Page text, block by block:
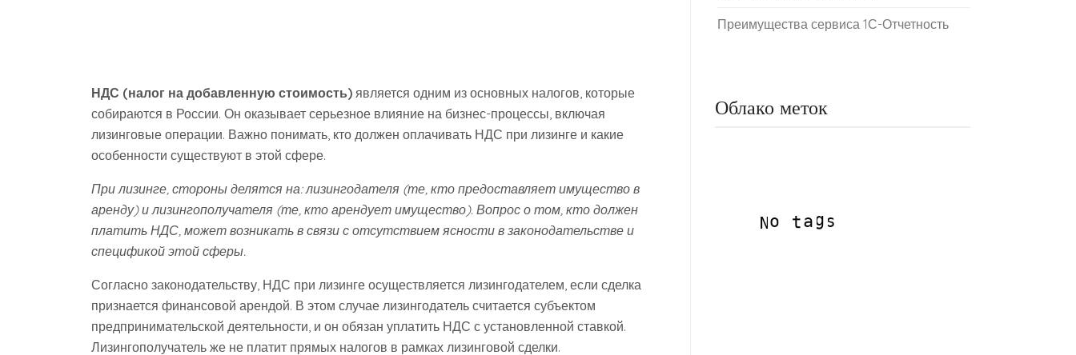
НДС (налог на добавленную стоимость) является одним из основных налогов, которые
собираются в России. Он оказывает серьезное влияние на бизнес-процессы, включая
лизинговые операции. Важно понимать, кто должен оплачивать НДС при лизинге и какие
особенности существуют в этой сфере.
При лизинге, стороны делятся на: лизингодателя (те, кто предоставляет имущество в
аренду) и лизингополучателя (те, кто арендует имущество). Вопрос о том, кто должен
платить НДС, может возникать в связи с отсутствием ясности в законодательстве и
спецификой этой сферы.
Согласно законодательству, НДС при лизинге осуществляется лизингодателем, если сделка
признается финансовой арендой. В этом случае лизингодатель считается субъектом
предпринимательской деятельности, и он обязан уплатить НДС с установленной ставкой.
Лизингополучатель же не платит прямых налогов в рамках лизинговой сделки.
Преимущества сервиса 1С-Отчетность
Облако меток